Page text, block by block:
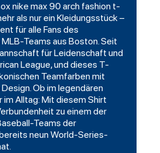
nike max 90 arch fashion t-
als nur ein Kleidungsstück –
für alle Fans des
Teams aus Boston. Seit
für Leidenschaft und
League, und dieses T-
Teamfarben mit
Ob imlegendären
im Alltag: Mit diesem Shirt
zu einem der
-Teams der
neun World-Series-